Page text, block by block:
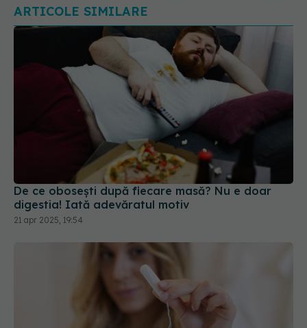
ARTICOLE SIMILARE
De ce obosești după fiecare masă? Nu e doar
digestia! Iată adevăratul motiv
21 apr 2025, 19:54